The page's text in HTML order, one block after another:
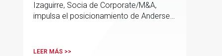
Izaguirre, Socia de Corporate/M&A,
impulsa el posicionamiento de Andersen
procesos estratégicos de M&A
LEER MÁS >>